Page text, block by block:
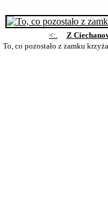
<:.
Z
To, co pozostało z zamku